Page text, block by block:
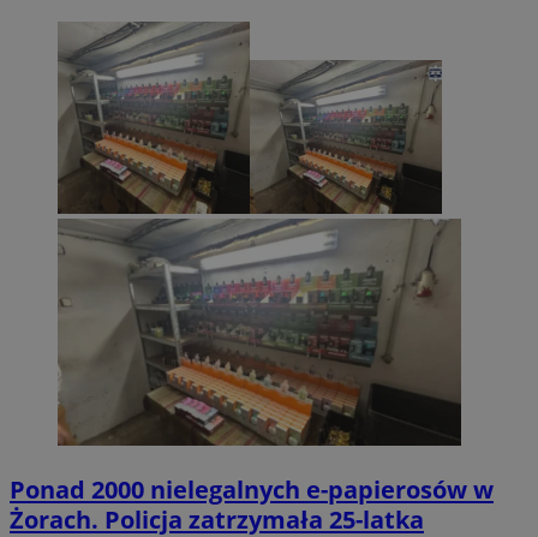
Ponad 2000 nielegalnych e-papierosów w
Żorach. Policja zatrzymała 25-latka